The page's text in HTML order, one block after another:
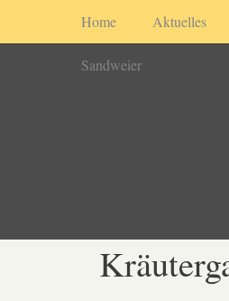
Home Aktuelles
Sandweier